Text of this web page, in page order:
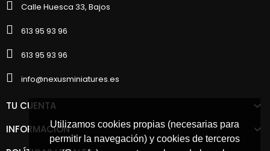
Utilizamos cookies propias (necesarias para
permitir la navegación) y cookies de terceros
Calle Huesca 33, Bajos
613 95 93 96
613 95 93 96
info@nexusminiatures.es
TU CUENTA
INFORMACIÓN